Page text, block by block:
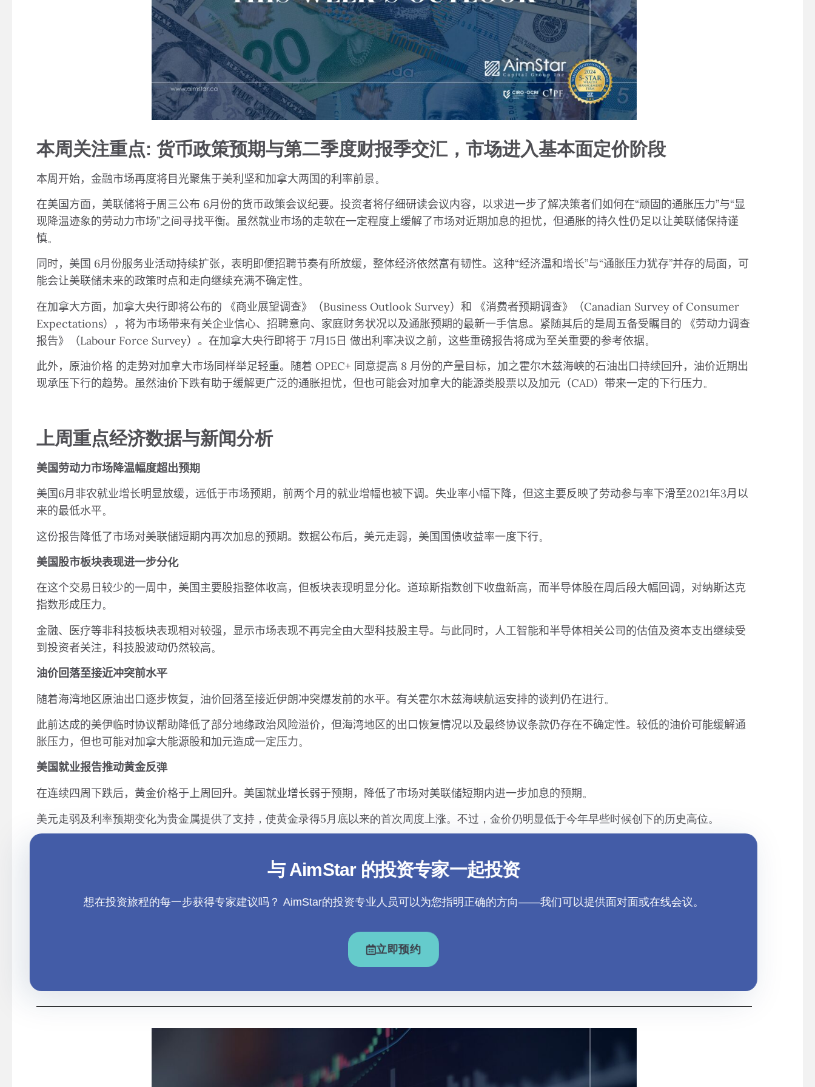
本周关注重点: 货币政策预期与第二季度财报季交汇，市场进入基本面定价阶段
本周开始，金融市场再度将目光聚焦于美利坚和加拿大两国的利率前景。
在美国方面，美联储将于周三公布 6月份的货币政策会议纪要。投资者将仔细研读会议内容，以求进一步了解决策者们如何在“顽固的通胀压力”与“显
现降温迹象的劳动力市场”之间寻找平衡。虽然就业市场的走软在一定程度上缓解了市场对近期加息的担忧，但通胀的持久性仍足以让美联储保持谨
慎。
同时，美国 6月份服务业活动持续扩张，表明即便招聘节奏有所放缓，整体经济依然富有韧性。这种“经济温和增长”与“通胀压力犹存”并存的局面，可
能会让美联储未来的政策时点和走向继续充满不确定性。
在加拿大方面，加拿大央行即将公布的
《商业展望调查》（Business Outlook Survey）和 《消费者预期调查》（Canadian Survey of Consumer
Expectations），将为市场带来有关企业信心、招聘意向、家庭财务状况以及通胀预期的最新一手信息。紧随其后的是周五备受瞩目的
《劳动力调查
报告》（Labour Force Survey）。在加拿大央行即将于 7月15日 做出利率决议之前，这些重磅报告将成为至关重要的参考依据。
此外，原油价格 的走势对加拿大市场同样举足轻重。随着 OPEC+ 同意提高 8 月份的产量目标，加之霍尔木兹海峡的石油出口持续回升，油价近期出
现承压下行的趋势。虽然油价下跌有助于缓解更广泛的通胀担忧，但也可能会对加拿大的能源类股票以及加元（CAD）带来一定的下行压力。
上周重点经济数据与新闻分析
美国劳动力市场降温幅度超出预期
美国6月非农就业增长明显放缓，远低于市场预期，前两个月的就业增幅也被下调。失业率小幅下降，但这主要反映了劳动参与率下滑至2021年3月以
来的最低水平。
这份报告降低了市场对美联储短期内再次加息的预期。数据公布后，美元走弱，美国国债收益率一度下行。
美国股市板块表现进一步分化
在这个交易日较少的一周中，美国主要股指整体收高，但板块表现明显分化。道琼斯指数创下收盘新高，而半导体股在周后段大幅回调，对纳斯达克
指数形成压力。
金融、医疗等非科技板块表现相对较强，显示市场表现不再完全由大型科技股主导。与此同时，人工智能和半导体相关公司的估值及资本支出继续受
到投资者关注，科技股波动仍然较高。
油价回落至接近冲突前水平
随着海湾地区原油出口逐步恢复，油价回落至接近伊朗冲突爆发前的水平。有关霍尔木兹海峡航运安排的谈判仍在进行。
此前达成的美伊临时协议帮助降低了部分地缘政治风险溢价，但海湾地区的出口恢复情况以及最终协议条款仍存在不确定性。较低的油价可能缓解通
胀压力，但也可能对加拿大能源股和加元造成一定压力。
美国就业报告推动黄金反弹
在连续四周下跌后，黄金价格于上周回升。美国就业增长弱于预期，降低了市场对美联储短期内进一步加息的预期。
美元走弱及利率预期变化为贵金属提供了支持，使黄金录得5月底以来的首次周度上涨。不过，金价仍明显低于今年早些时候创下的历史高位。
与 AimStar 的投资专家一起投资
想在投资旅程的每一步获得专家建议吗？ AimStar的投资专业人员可以为您指明正确的方向——我们可以提供面对面或在线会议。
立即预约